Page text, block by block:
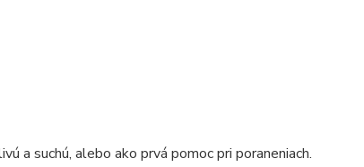
a suchú, alebo ako prvá pomoc pri poraneniach.